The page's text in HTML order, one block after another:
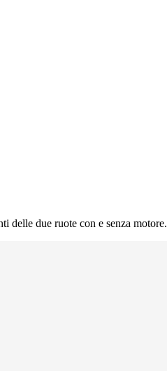
delle due ruote con e senza motore.